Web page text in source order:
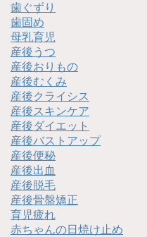
歯ぐずり
歯固め
母乳育児
産後うつ
産後おりもの
産後むくみ
産後クライシス
産後スキンケア
産後ダイエット
産後バストアップ
産後便秘
産後出血
産後脱毛
産後骨盤矯正
育児疲れ
赤ちゃんの日焼け止め